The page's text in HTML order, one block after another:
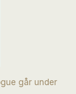
går under